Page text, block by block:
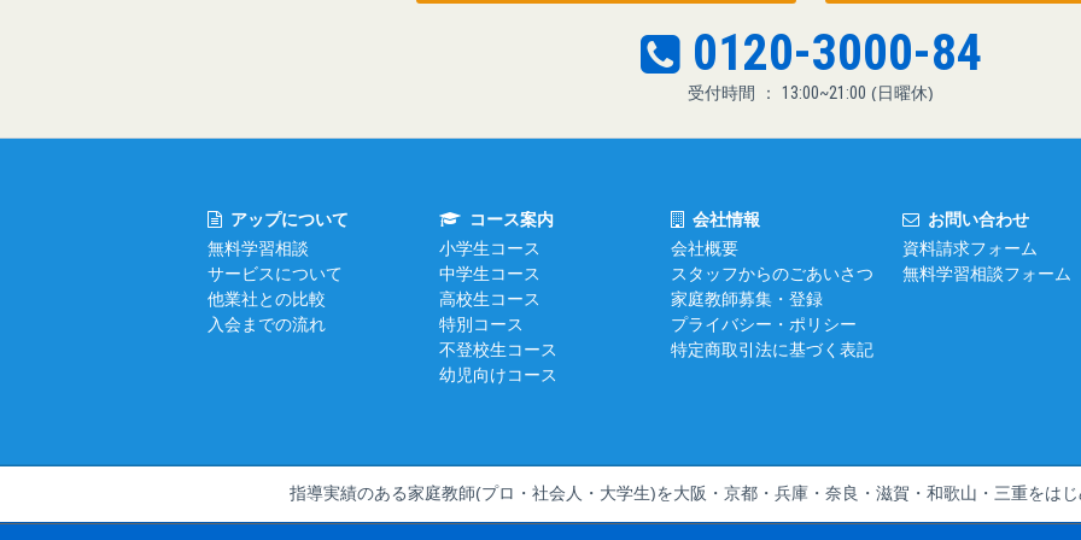
0120-3000-84
受付時間 ： 13:00~21:00 (日曜休)
アップについて
無料学習相談
サービスについて
他業社との比較
入会までの流れ
コース案内
小学生コース
中学生コース
高校生コース
特別コース
不登校生コース
幼児向けコース
会社情報
会社概要
スタッフからのごあいさつ
家庭教師募集・登録
プライバシー・ポリシー
特定商取引法に基づく表記
お問い合わせ
資料請求フォーム
無料学習相談フォーム
指導実績のある家庭教師(プロ・社会人・大学生)を大阪・京都・兵庫・奈良・滋賀・和歌山・三重をは